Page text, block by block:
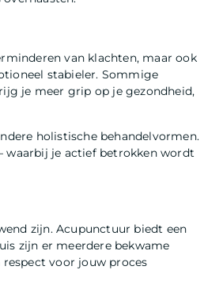
van klachten, maar ook
stabieler. Sommige
je meer grip op je gezondheid,
holistische behandelvormen.
waarbij je actief betrokken wordt
zijn. Acupunctuur biedt een
zijn er meerdere bekwame
voor jouw proces